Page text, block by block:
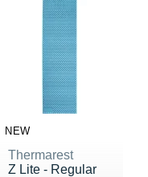
NEW
Thermarest
Z Lite - Regular